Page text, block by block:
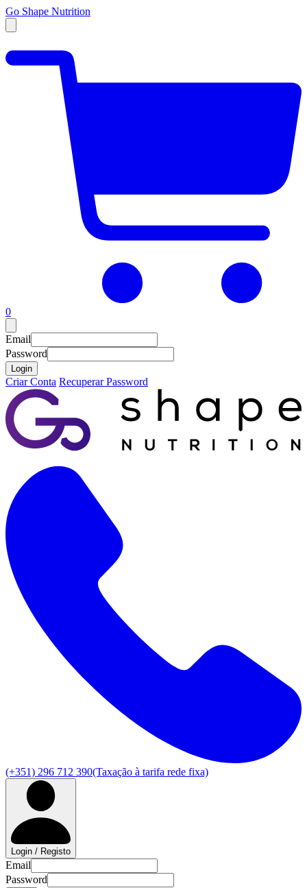
Go Shape Nutrition
0
Email
Password
Login
Criar Conta Recuperar Password
(+351) 296 712 390(Taxação à tarifa rede fixa)
Login / Registo
Email
Password